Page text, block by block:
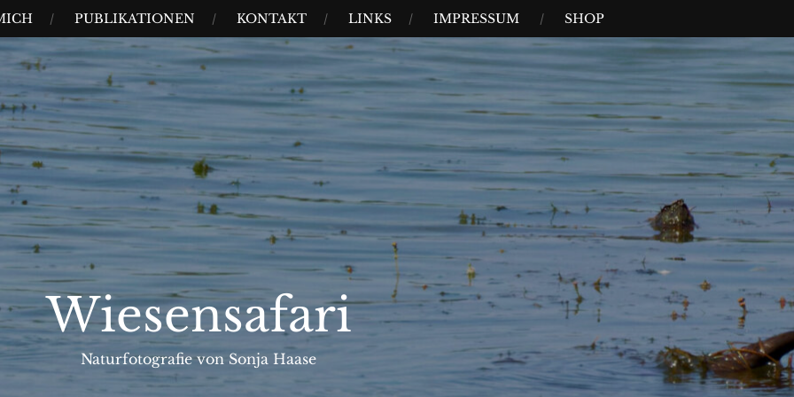
PUBLIKATIONEN KONTAKT LINKS IMPRESSUM SHOP
Wiesensafari
Naturfotografie von Sonja Haase